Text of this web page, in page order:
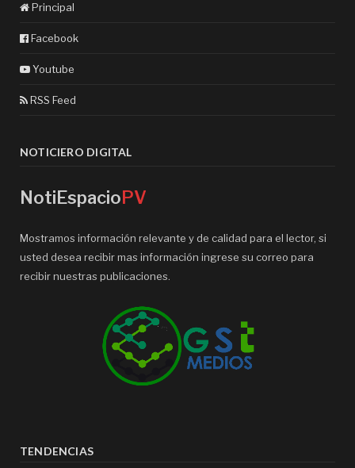
Principal
Facebook
Youtube
RSS Feed
NOTICIERO DIGITAL
NotiEspacio PV
Mostramos información relevante y de calidad para el lector, si
usted desea recibir mas información ingrese su correo para
recibir nuestras publicaciones.
TENDENCIAS